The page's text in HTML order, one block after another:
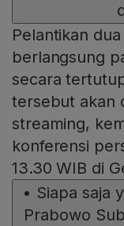
Pelantikan
berlangsung
secara
tersebut akan
streaming,
konferensi
13.30 WIB di
• Siapa saja
Prabowo